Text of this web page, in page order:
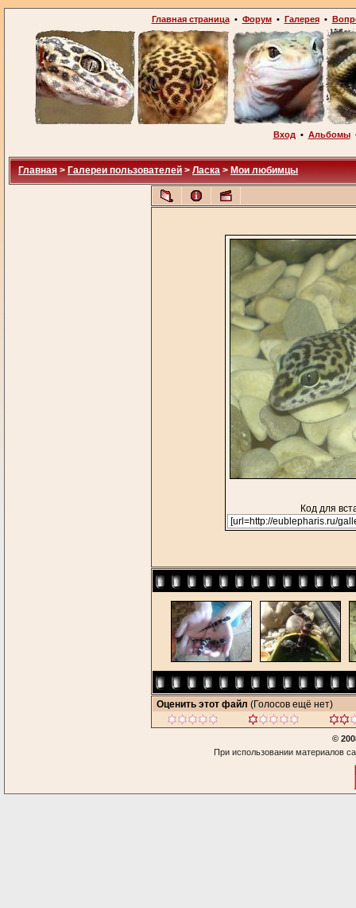
Главная страница• Форум• Галерея•
Вход • Альбомы
Главная > Галереи пользователей > Ласка > Мои любимцы
Код для
Оценить этот файл (Голосов ещё нет)
©
При использовании материалов